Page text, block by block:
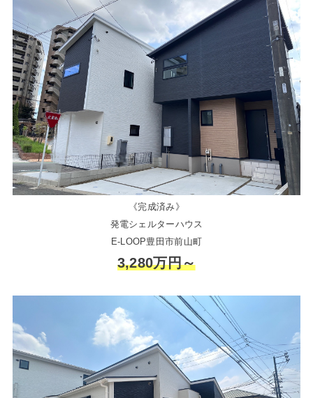
《完成済み》
発電シェルターハウス
E-LOOP豊田市前山町
3,280万円～